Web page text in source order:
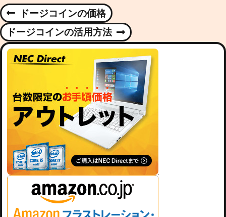
P
O
S
N
A
V
G
P
R
E
V
S
P
S
ドージコインの価格
N
E
X
O
S
T
ドージコインの活用方法